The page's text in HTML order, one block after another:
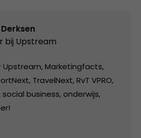
bij Upstream
Marketingfacts,
TravelNext, RvT VPRO,
social business, onderwijs,